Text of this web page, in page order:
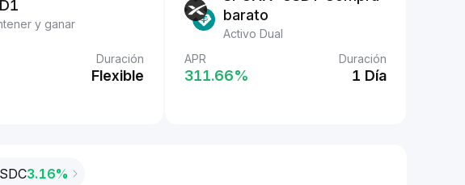
y ganar
Duración
Flexible
barato
Activo Dual
APR
Duración
311.66‎% 1 Día
3.16‎%